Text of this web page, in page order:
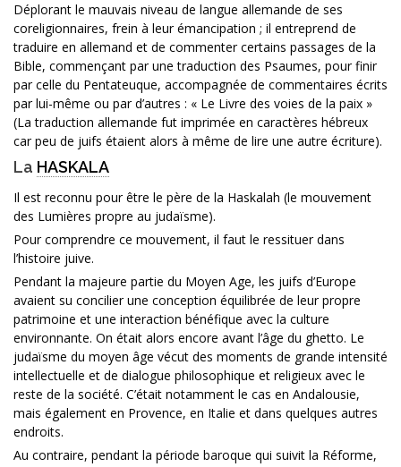
Déplorant le mauvais niveau de langue allemande de ses
coreligionnaires, frein à leur émancipation ; il entreprend de
traduire en allemand et de commenter certains passages de la
Bible, commençant par une traduction des Psaumes, pour finir
par celle du Pentateuque, accompagnée de commentaires écrits
par lui-même ou par d’autres : « Le Livre des voies de la paix »
(La traduction allemande fut imprimée en caractères hébreux
car peu de juifs étaient alors à même de lire une autre écriture).
La HASKALA
Il est reconnu pour être le père de la Haskalah (le mouvement
des Lumières propre au judaïsme).
Pour comprendre ce mouvement, il faut le ressituer dans
l’histoire juive.
Pendant la majeure partie du Moyen Age, les juifs d’Europe
avaient su concilier une conception équilibrée de leur propre
patrimoine et une interaction bénéfique avec la culture
environnante. On était alors encore avant l’âge du ghetto. Le
judaïsme du moyen âge vécut des moments de grande intensité
intellectuelle et de dialogue philosophique et religieux avec le
reste de la société. C’était notamment le cas en Andalousie,
mais également en Provence, en Italie et dans quelques autres
endroits.
Au contraire, pendant la période baroque qui suivit la Réforme,